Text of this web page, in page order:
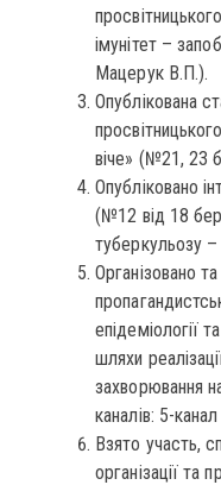
імунітет –
Мацерук В.П.).
Опублікована
віче» (№21, 23
Опубліковано
(№12 від 18
туберкульозу
Організовано
епідеміології
шляхи
захворювання
каналів: 5-
Взято участь,
організації та